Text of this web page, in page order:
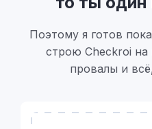
Поэтому я готов
строю Checkroi на
провалы и